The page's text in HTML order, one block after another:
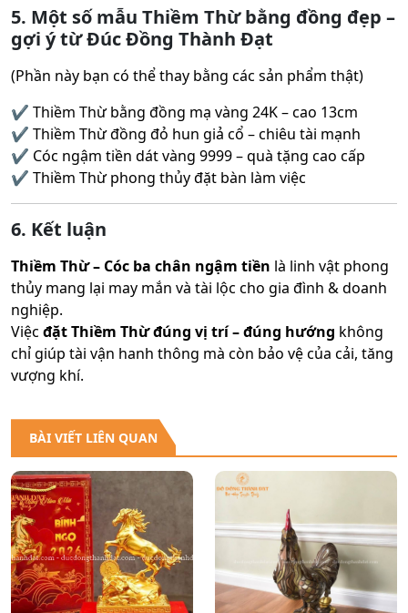
5. Một số mẫu Thiềm Thừ bằng đồng đẹp –
gợi ý từ Đúc Đồng Thành Đạt
(Phần này bạn có thể thay bằng các sản phẩm thật)
✔ Thiềm Thừ bằng đồng mạ vàng 24K – cao 13cm
✔ Thiềm Thừ đồng đỏ hun giả cổ – chiêu tài mạnh
✔ Cóc ngậm tiền dát vàng 9999 – quà tặng cao cấp
✔ Thiềm Thừ phong thủy đặt bàn làm việc
6. Kết luận
Thiềm Thừ – Cóc ba chân ngậm tiền là linh vật phong
thủy mang lại may mắn và tài lộc cho gia đình & doanh
nghiệp.
Việc đặt Thiềm Thừ đúng vị trí – đúng hướng không
chỉ giúp tài vận hanh thông mà còn bảo vệ của cải, tăng
vượng khí.
BÀI VIẾT LIÊN QUAN